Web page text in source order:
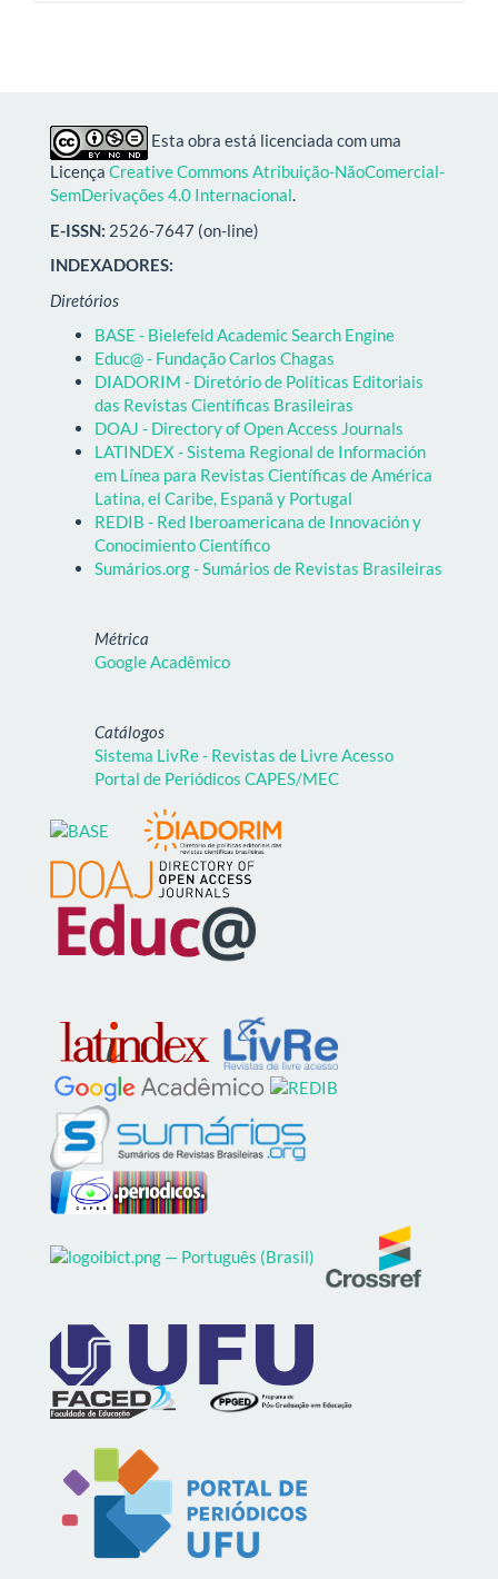
Esta obra está licenciada com uma
Licença Creative Commons Atribuição-NãoComercial-
SemDerivações 4.0 Internacional.
E-ISSN: 2526-7647 (on-line)
INDEXADORES:
Diretórios
BASE - Bielefeld Academic Search Engine
Educ@ - Fundação Carlos Chagas
DIADORIM - Diretório de Políticas Editoriais
das Revistas Científicas Brasileiras
DOAJ - Directory of Open Access Journals
LATINDEX - Sistema Regional de Información
em Línea para Revistas Científicas de América
Latina, el Caribe, Espanã y Portugal
REDIB - Red Iberoamericana de Innovación y
Conocimiento Científico
Sumários.org - Sumários de Revistas Brasileiras
Métrica
Google Acadêmico
Catálogos
Sistema LivRe - Revistas de Livre Acesso
Portal de Periódicos CAPES/MEC